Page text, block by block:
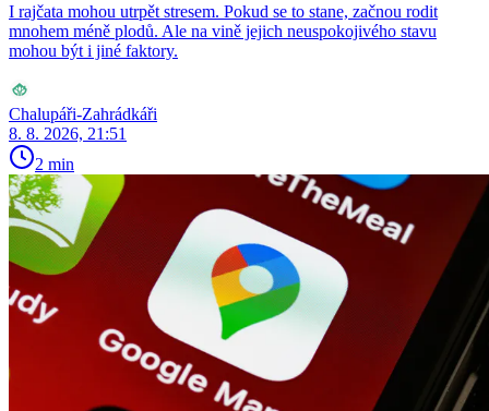
I rajčata mohou utrpět stresem. Pokud se to stane, začnou rodit
mnohem méně plodů. Ale na vině jejich neuspokojivého stavu
mohou být i jiné faktory.
Chalupáři-Zahrádkáři
8. 8. 2026, 21:51
2 min